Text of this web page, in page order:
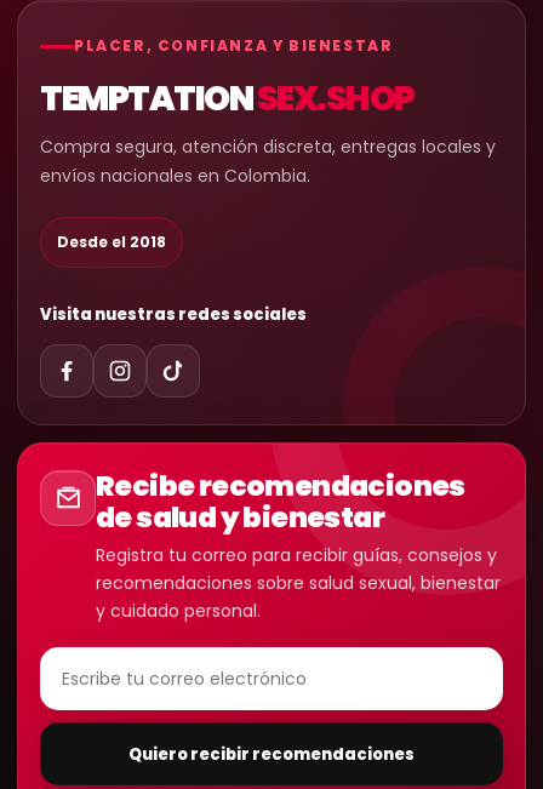
PLACER, CONFIANZA Y BIENESTAR
TEMPTATIONSEX.SHOP
Compra segura, atención discreta, entregas locales y
envíos nacionales en Colombia.
Desde el 2018
Visita nuestras redes sociales
Recibe recomendaciones
de salud y bienestar
Registra tu correo para recibir guías, consejos y
recomendaciones sobre salud sexual, bienestar
y cuidado personal.
Quiero recibir recomendaciones